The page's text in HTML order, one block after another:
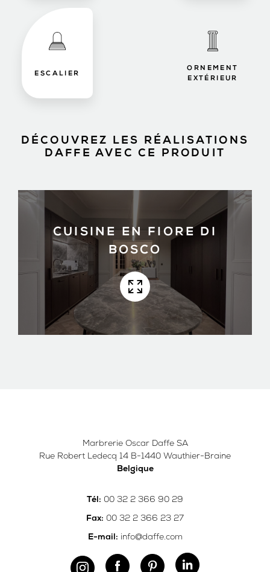
ESCALIER
ORNEMENT
EXTÉRIEUR
DÉCOUVREZ LES RÉALISATIONS
DAFFE AVEC CE PRODUIT
CUISINE EN FIORE DI
BOSCO
Marbrerie Oscar Daffe SA
Rue Robert Ledecq 14 B-1440 Wauthier-Braine
Belgique
Tél: 00 32 2 366 90 29
Fax: 00 32 2 366 23 27
E-mail: info@daffe.com